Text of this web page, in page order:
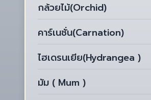
กล้วยไม้(Orchid)
คาร์เนชั่น(Carnation)
ไฮเดรนเยีย(Hydrangea )
มัม ( Mum )